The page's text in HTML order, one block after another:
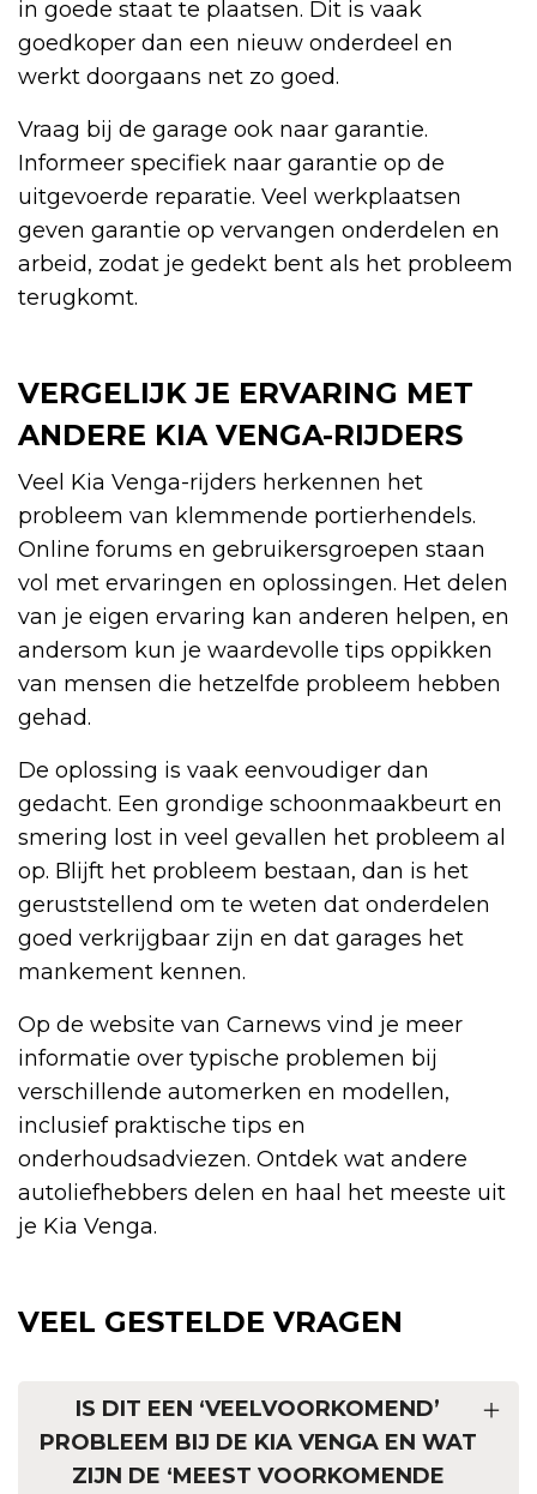
in goede staat te plaatsen. Dit is vaak
goedkoper dan een nieuw onderdeel en
werkt doorgaans net zo goed.
Vraag bij de garage ook naar garantie.
Informeer specifiek naar garantie op de
uitgevoerde reparatie. Veel werkplaatsen
geven garantie op vervangen onderdelen en
arbeid, zodat je gedekt bent als het probleem
terugkomt.
VERGELIJK JE ERVARING MET
ANDERE KIA VENGA-RIJDERS
Veel Kia Venga-rijders herkennen het
probleem van klemmende portierhendels.
Online forums en gebruikersgroepen staan
vol met ervaringen en oplossingen. Het delen
van je eigen ervaring kan anderen helpen, en
andersom kun je waardevolle tips oppikken
van mensen die hetzelfde probleem hebben
gehad.
De oplossing is vaak eenvoudiger dan
gedacht. Een grondige schoonmaakbeurt en
smering lost in veel gevallen het probleem al
op. Blijft het probleem bestaan, dan is het
geruststellend om te weten dat onderdelen
goed verkrijgbaar zijn en dat garages het
mankement kennen.
Op de website van Carnews vind je meer
informatie over typische problemen bij
verschillende automerken en modellen,
inclusief praktische tips en
onderhoudsadviezen. Ontdek wat andere
autoliefhebbers delen en haal het meeste uit
je Kia Venga.
VEEL GESTELDE VRAGEN
IS DIT EEN ‘VEELVOORKOMEND’
PROBLEEM BIJ DE KIA VENGA EN WAT
ZIJN DE ‘MEEST VOORKOMENDE